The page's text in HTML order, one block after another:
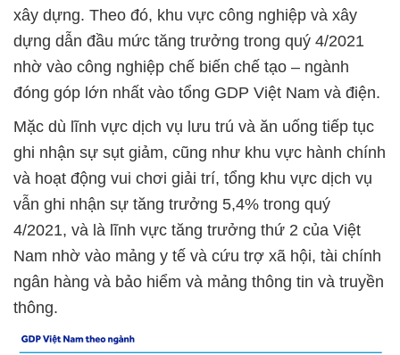
xây dựng. Theo đó, khu vực công nghiệp và xây
dựng dẫn đầu mức tăng trưởng trong quý 4/2021
nhờ vào công nghiệp chế biến chế tạo – ngành
đóng góp lớn nhất vào tổng GDP Việt Nam và điện.
Mặc dù lĩnh vực dịch vụ lưu trú và ăn uống tiếp tục
ghi nhận sự sụt giảm, cũng như khu vực hành chính
và hoạt động vui chơi giải trí, tổng khu vực dịch vụ
vẫn ghi nhận sự tăng trưởng 5,4% trong quý
4/2021, và là lĩnh vực tăng trưởng thứ 2 của Việt
Nam nhờ vào mảng y tế và cứu trợ xã hội, tài chính
ngân hàng và bảo hiểm và mảng thông tin và truyền
thông.